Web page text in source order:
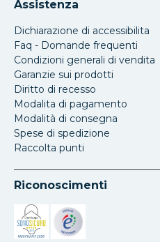
Assistenza
Dichiarazione di accessibilita
Faq - Domande frequenti
Condizioni generali di vendita
Garanzie sui prodotti
Diritto di recesso
Modalita di pagamento
Modalità di consegna
Spese di spedizione
Raccolta punti
Riconoscimenti